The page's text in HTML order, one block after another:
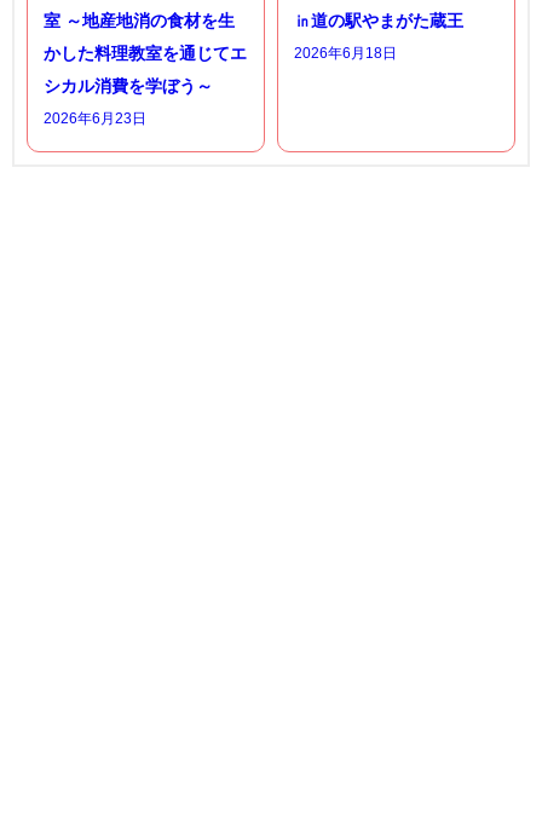
室 ～地産地消の食材を生
かした料理教室を通じてエ
シカル消費を学ぼう～
2026年6月23日
㏌道の駅やまがた蔵王
2026年6月18日